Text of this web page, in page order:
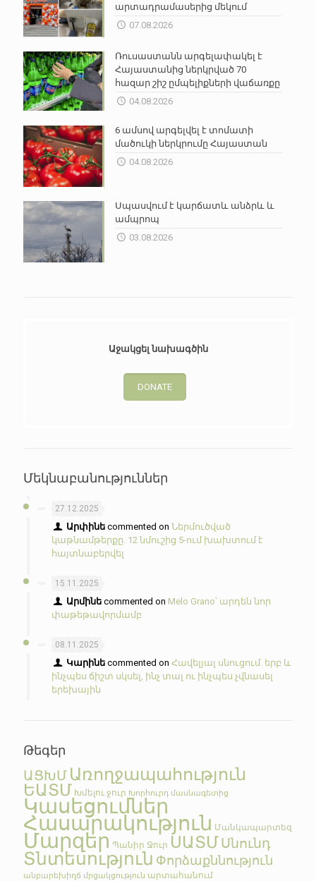
արտադրամասերից մեկում
07.08.2026
Ռուսաստանն արգելափակել է
Հայաստանից ներկրված 70
հազար շիշ ըմպելիքների վաճառքը
04.08.2026
6 ամսով արգելվել է տոմատի
մածուկի ներկրումը Հայաստան
04.08.2026
Սպասվում է կարճատև անձրև և
ամպրոպ
03.08.2026
Աջակցել նախագծին
DONATE
Մեկնաբանություններ
27.12.2025
Արփինե commented onՆերմուծված
կաթնամթերքը. 12 նմուշից 5-ում խախտում է
հայտնաբերվել
15.11.2025
Արմինե commented on Melo Grano՝ արդեն նոր
փաթեթավորմամբ
08.11.2025
Կարինե commented onՀավելյալ սնուցում. երբ և
ինչպես ճիշտ սկսել, ինչ տալ ու ինչպես չվնասել
երեխային
Թեգեր
ԱՑԽՄ Առողջապահություն
ԵԱՏՄ Խմելու ջուր Խորհուրդ մասնագետից
Կասեցումներ
Հասարակություն Մանկապարտեզ
Մարզեր Պանիր Ջուր ՍԱՏՄՍնունդ
Տնտեսություն Փորձաքննություն
անբարեխիղճ մրցակցություն արտահանում